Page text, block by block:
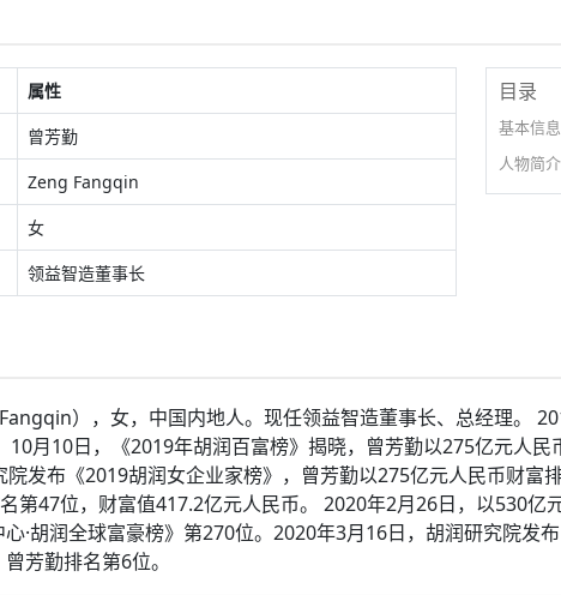
属性
曾芳勤
Zeng Fangqin
女
领益智造董事长
目录
基本信息
人物简介
），女，中国内地人。现任领益智造董事长、总经理。
10月10日，《2019年胡润百富榜》揭晓，曾芳勤以275亿元人民
院发布《2019胡润女企业家榜》，曾芳勤以275亿元人民币财富
第47位，财富值417.2亿元人民币。 2020年2月26日，以530亿
·胡润全球富豪榜》第270位。2020年3月16日，胡润研究院发
芳勤排名第6位。